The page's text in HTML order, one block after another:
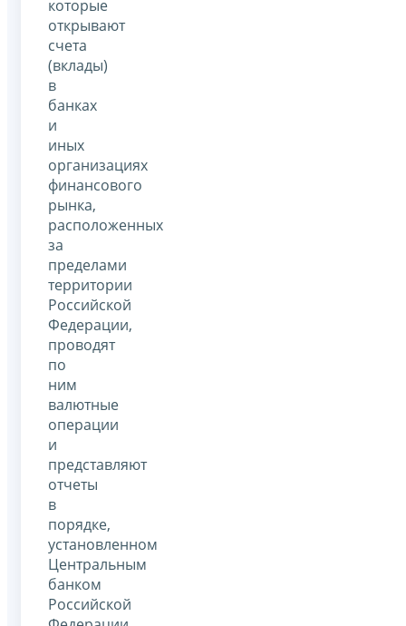
которые
открывают
счета
(вклады)
в
банках
и
иных
организациях
финансового
рынка,
расположенных
за
пределами
территории
Российской
Федерации,
проводят
по
ним
валютные
операции
и
представляют
отчеты
в
порядке,
установленном
Центральным
банком
Российской